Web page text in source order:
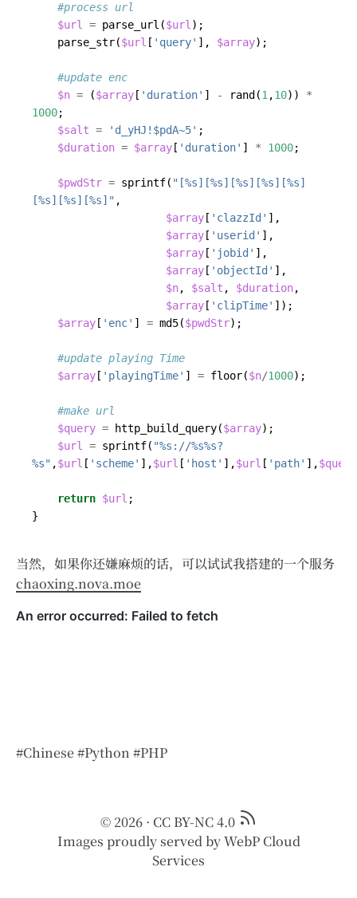
$url = parse_url ($url);
parse_str($url [ 'query' ], $array);
$n = ($array [ 'duration' ] - rand (1,10))
*
1000;
$salt = 'd_yHJ!$pdA~5' ;
$duration = $array [ 'duration' ] * 1000;
$pwdStr = sprintf( "[%s][%s][%s][%s][%s]
[%s][%s][%s]" ,
$array [ 'clazzId' ],
$array [ 'userid' ],
$array [ 'jobid' ],
$array [ 'objectId' ],
$n, $salt , $duration,
$array [ 'clipTime' ]);
$array [ 'enc' ] = md5($pwdStr);
$array [ 'playingTime' ] = floor($n/1000);
$query = http_build_query($array);
$url = sprintf( "%s://%s%s?
%s" ,$url [ 'scheme' ],$url [ 'host' ],$url [ 'path' ],$query
return $url ;
}
当然，如果你还嫌麻烦的话，可以试试我搭建的一个服务
chaoxing.nova.moe
#Chinese#Python #PHP
© 2026 · CC BY-NC 4.0
Images proudly served byWebP Cloud
Services